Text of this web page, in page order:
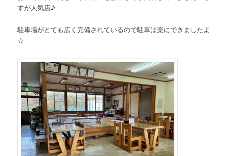
すが人気店♪
駐車場がとても広く完備されているので駐車は楽にできましたよ
☆